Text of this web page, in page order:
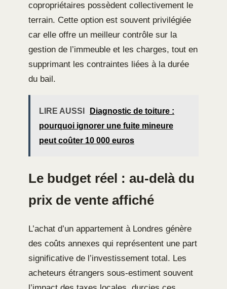
copropriétaires possèdent collectivement le
terrain. Cette option est souvent privilégiée
car elle offre un meilleur contrôle sur la
gestion de l’immeuble et les charges, tout en
supprimant les contraintes liées à la durée
du bail.
LIRE AUSSI
Diagnostic de toiture :
pourquoi ignorer une fuite mineure
peut coûter 10 000 euros
Le budget réel : au-delà du
prix de vente affiché
L’achat d’un appartement à Londres génère
des coûts annexes qui représentent une part
significative de l’investissement total. Les
acheteurs étrangers sous-estiment souvent